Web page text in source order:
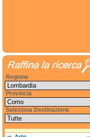
Regione
Provincia
Seleziona Destinazione